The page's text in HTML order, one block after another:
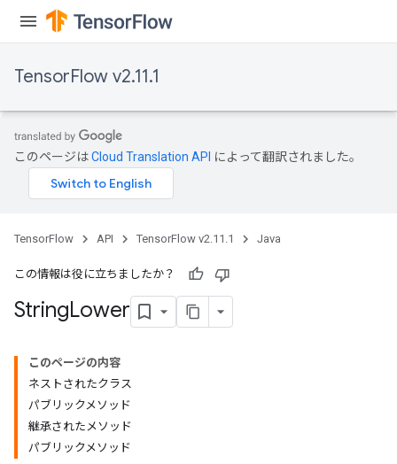
TensorFlow v2.11.1
このページはCloud Translation API によって翻訳されました。
TensorFlow API TensorFlow v2.11.1 Java
この情報は役に立ちましたか？
StringLower
このページの内容
ネストされたクラス
パブリックメソッド
継承されたメソッド
パブリックメソッド